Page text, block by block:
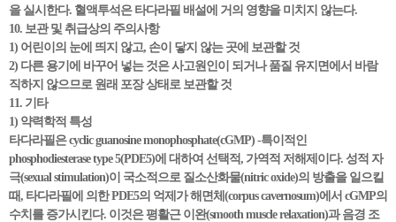
을 실시한다. 혈액투석은 타다라필 배설에 거의 영향을 미치지 않는다.
10. 보관 및 취급상의 주의사항
1) 어린이의 눈에 띄지 않고, 손이 닿지 않는 곳에 보관할 것
2) 다른 용기에 바꾸어 넣는 것은 사고원인이 되거나 품질 유지면에서 바람
직하지 않으므로 원래 포장 상태로 보관할 것
11. 기타
1) 약력학적 특성
타다라필은 cyclic guanosine monophosphate(cGMP) -특이적인
phosphodiesterase type 5(PDE5)에 대하여 선택적, 가역적 저해제이다. 성적 자
극(sexual stimulation)이 국소적으로 질소산화물(nitric oxide)의 방출을 일으킬
때, 타다라필에 의한 PDE5의 억제가 해면체(corpus cavernosum)에서 cGMP의
수치를 증가시킨다. 이것은 평활근 이완(smooth muscle relaxation)과 음경 조